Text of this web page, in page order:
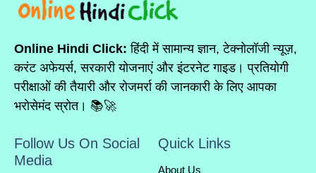
Online Hindi Click: हिंदी में सामान्य ज्ञान, टेक्नोलॉजी न्यूज़,
करंट अफेयर्स, सरकारी योजनाएं और इंटरनेट गाइड। प्रतियोगी
परीक्षाओं की तैयारी और रोजमर्रा की जानकारी के लिए आपका
भरोसेमंद स्रोत। 📚🚀
Follow Us On Social
Media
Quick Links
About Us